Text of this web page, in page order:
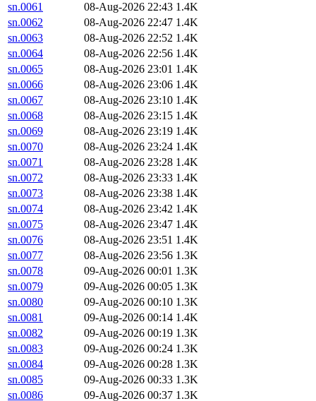
sn.0061
08-Aug-2026 22:43 1.4K
sn.0062
08-Aug-2026 22:47 1.4K
sn.0063
08-Aug-2026 22:52 1.4K
sn.0064
08-Aug-2026 22:56 1.4K
sn.0065
08-Aug-2026 23:01 1.4K
sn.0066
08-Aug-2026 23:06 1.4K
sn.0067
08-Aug-2026 23:10 1.4K
sn.0068
08-Aug-2026 23:15 1.4K
sn.0069
08-Aug-2026 23:19 1.4K
sn.0070
08-Aug-2026 23:24 1.4K
sn.0071
08-Aug-2026 23:28 1.4K
sn.0072
08-Aug-2026 23:33 1.4K
sn.0073
08-Aug-2026 23:38 1.4K
sn.0074
08-Aug-2026 23:42 1.4K
sn.0075
08-Aug-2026 23:47 1.4K
sn.0076
08-Aug-2026 23:51 1.4K
sn.0077
08-Aug-2026 23:56 1.3K
sn.0078
09-Aug-2026 00:01 1.3K
sn.0079
09-Aug-2026 00:05 1.3K
sn.0080
09-Aug-2026 00:10 1.3K
sn.0081
09-Aug-2026 00:14 1.4K
sn.0082
09-Aug-2026 00:19 1.3K
sn.0083
09-Aug-2026 00:24 1.3K
sn.0084
09-Aug-2026 00:28 1.3K
sn.0085
09-Aug-2026 00:33 1.3K
sn.0086
09-Aug-2026 00:37 1.3K